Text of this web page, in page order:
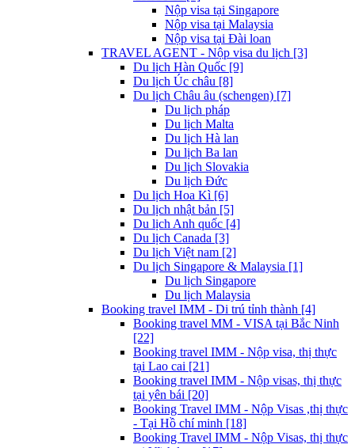
Nộp visa tại Singapore
Nộp visa tại Malaysia
Nộp visa tại Đài loan
TRAVEL AGENT - Nộp visa du lịch [3]
Du lịch Hàn Quốc [9]
Du lịch Úc châu [8]
Du lịch Châu âu (schengen) [7]
Du lịch pháp
Du lịch Malta
Du lịch Hà lan
Du lịch Ba lan
Du lịch Slovakia
Du lịch Đức
Du lịch Hoa Kì [6]
Du lịch nhật bản [5]
Du lịch Anh quốc [4]
Du lịch Canada [3]
Du lịch Việt nam [2]
Du lịch Singapore & Malaysia [1]
Du lịch Singapore
Du lịch Malaysia
Booking travel IMM - Di trú tỉnh thành [4]
Booking travel MM - VISA tại Bắc Ninh
[22]
Booking travel IMM - Nộp visa, thị thực
tại Lao cai [21]
Booking travel IMM - Nộp visas, thị thực
tại yên bái [20]
Booking Travel IMM - Nộp Visas ,thị thực
- Tại Hồ chí minh [18]
Booking Travel IMM - Nộp Visas, thị thực